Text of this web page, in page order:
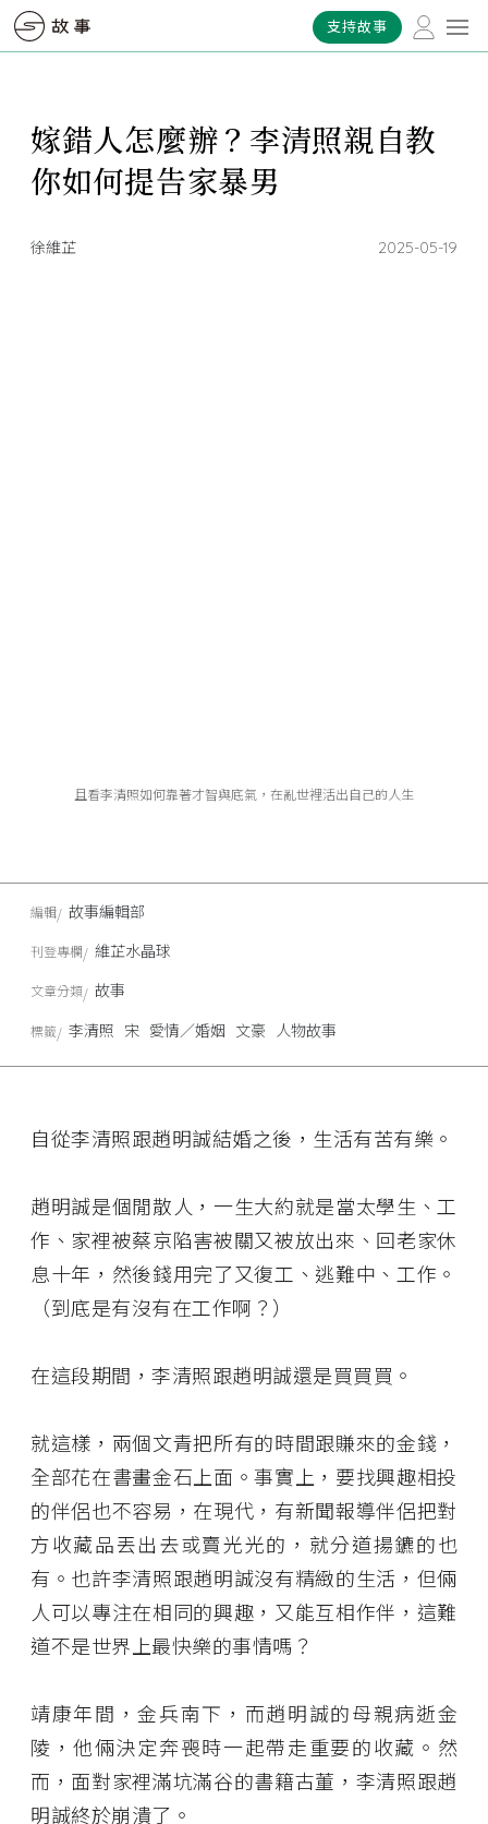
支持故事
嫁錯人怎麼辦？李清照親自教
你如何提告家暴男
徐維芷 2025-05-19
且看李清照如何靠著才智與底氣，在亂世裡活出自己的人生
自從李清照跟趙明誠結婚之後，生活有苦有樂。
趙明誠是個閒散人，一生大約就是當太學生、工
作、家裡被蔡京陷害被關又被放出來、回老家休
息十年，然後錢用完了又復工、逃難中、工作。
（到底是有沒有在工作啊？）
在這段期間，李清照跟趙明誠還是買買買。
就這樣，兩個文青把所有的時間跟賺來的金錢，
全部花在書畫金石上面。事實上，要找興趣相投
的伴侶也不容易，在現代，有新聞報導伴侶把對
方收藏品丟出去或賣光光的，就分道揚鑣的也
有。也許李清照跟趙明誠沒有精緻的生活，但倆
人可以專注在相同的興趣，又能互相作伴，這難
道不是世界上最快樂的事情嗎？
靖康年間，金兵南下，而趙明誠的母親病逝金
陵，他倆決定奔喪時一起帶走重要的收藏。然
而，面對家裡滿坑滿谷的書籍古董，李清照跟趙
明誠終於崩潰了。
編輯 故事編輯部
刊登專欄 維芷水晶球
文章分類 故事
標籤 李清照 宋 愛情／婚姻 文豪 人物故事